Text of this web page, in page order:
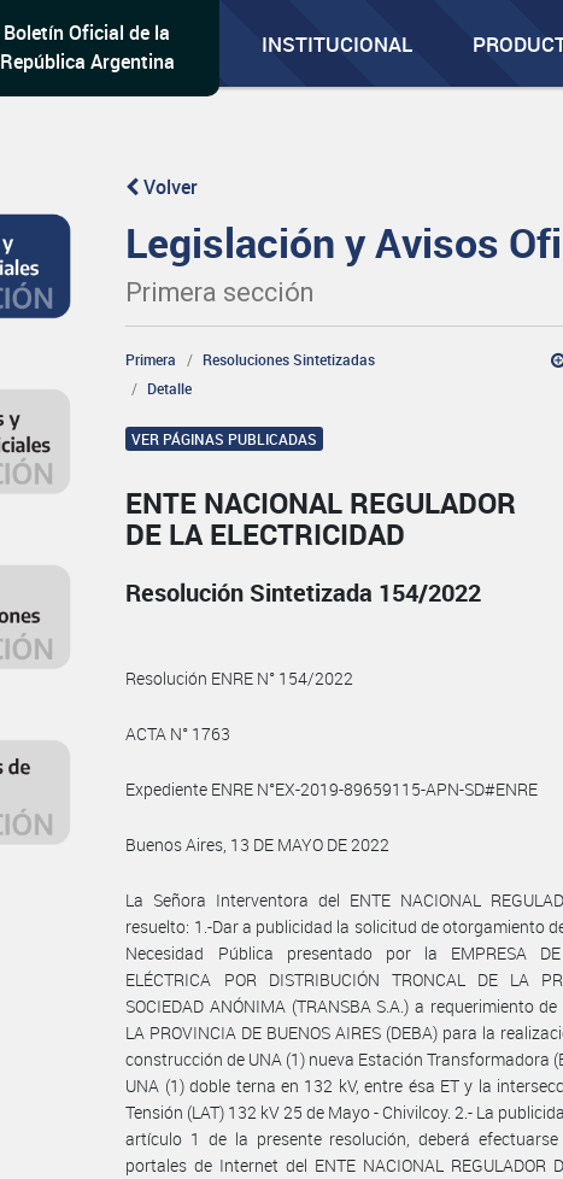
Boletín Oficial de la
República Argentina
INSTITUCIONAL
Volver
Legislación y Avisos
Primera sección
Primera
Resoluciones Sintetizadas
Detalle
VER PÁGINAS PUBLICADAS
ENTE NACIONAL REGULADOR
DE LA ELECTRICIDAD
Resolución Sintetizada 154/2022
Resolución ENRE N° 154/2022
ACTA N° 1763
Expediente ENRE N°EX-2019-89659115-APN-SD#ENRE
Buenos Aires, 13 DE MAYO DE 2022
La Señora Interventora del ENTE NACIONAL
resuelto: 1.-Dar a publicidad la solicitud de otorgamiento
Necesidad Pública presentado por la EMPRESA DE
ELÉCTRICA POR DISTRIBUCIÓN TRONCAL DE LA
SOCIEDAD ANÓNIMA (TRANSBA S.A.) a requerimiento de
LA PROVINCIA DE BUENOS AIRES (DEBA) para la
construcción de UNA (1) nueva Estación Transformadora
UNA (1) doble terna en 132 kV, entre ésa ET y la
Tensión (LAT) 132 kV 25 de Mayo - Chivilcoy. 2.- La
artículo 1 de la presente resolución, deberá
portales de Internet del ENTE NACIONAL REGULADOR